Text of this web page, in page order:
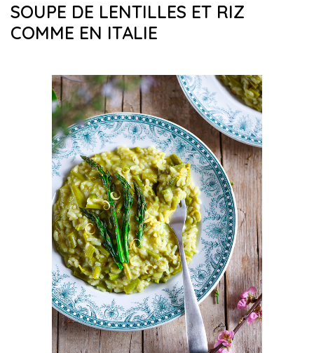
SOUPE DE LENTILLES ET RIZ
COMME EN ITALIE